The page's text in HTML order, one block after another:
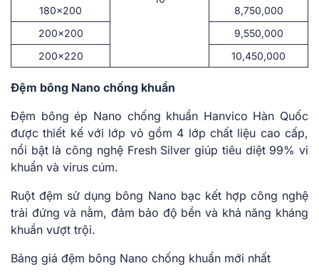
180×200
8,750,000
200×200
9,550,000
200×220
10,450,000
Đệm bông Nano chống khuẩn
Đệm bông ép Nano chống khuẩn Hanvico Hàn Quốc
được thiết kế với lớp vỏ gồm 4 lớp chất liệu cao cấp,
nổi bật là công nghệ Fresh Silver giúp tiêu diệt 99% vi
khuẩn và virus cúm.
Ruột đệm sử dụng bông Nano bạc kết hợp công nghệ
trải đứng và nằm, đảm bảo độ bền và khả năng kháng
khuẩn vượt trội.
Bảng giá đệm bông Nano chống khuẩn mới nhất